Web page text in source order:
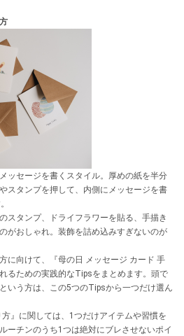
ッセージを書くスタイル。厚めの紙を半分
スタンプを押して、内側にメッセージを書
スタンプ、ドライフラワーを貼る、手描き
がおしゃれ。装飾を詰め込みすぎないのが
に向けて、『母の日 メッセージ カード 手
るための実践的なTipsをまとめます。頭で
いう方は、この5つのTipsから一つだけ選ん
』に関しては、1つだけアイテムや習慣を
ーチンのうち1つは絶対にブレさせないポイ